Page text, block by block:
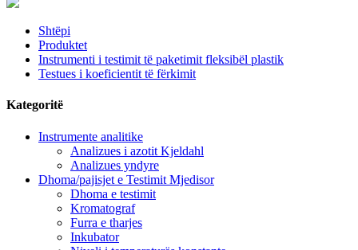
Shtëpi
Produktet
Instrumenti i testimit të paketimit fleksibël plastik
Testues i koeficientit të fërkimit
Kategoritë
Instrumente analitike
Analizues i azotit Kjeldahl
Analizues yndyre
Dhoma/pajisjet e Testimit Mjedisor
Dhoma e testimit
Kromatograf
Furra e tharjes
Inkubator